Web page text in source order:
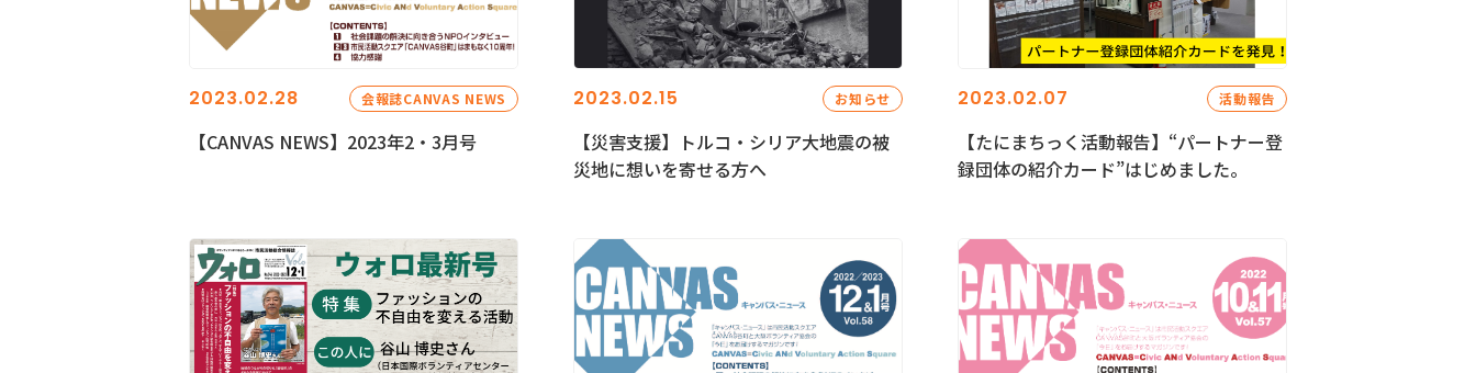
2023.02.28 会報誌CANVAS NEWS
【CANVAS NEWS】2023年2・3月号
2023.02.15 お知らせ
【災害支援】トルコ・シリア大地震の被
災地に想いを寄せる方へ
2023.02.07 活動報告
【たにまちっく活動報告】“パートナー登
録団体の紹介カード”はじめました。